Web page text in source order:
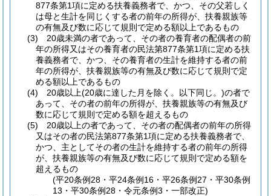
877条第1項に定める扶養義務者で、かつ、その父若しく
は母と生計を同じくする者の前年の所得が、扶養親族等
の有無及び数に応じて規則で定める額以上であるもの
(3)
20歳未満の者であって、その者の養育者の配偶者の前
年の所得又はその養育者の民法第877条第1項に定める扶
養義務者で、かつ、その養育者の生計を維持する者の前
年の所得が、扶養親族等の有無及び数に応じて規則で定
める額以上であるもの
(4)
20歳以上(20歳に達した月を除く。以下同じ。)の者で
あって、その者の前年の所得が、扶養親族等の有無及び
数に応じて規則で定める額を超えるもの
(5)
20歳以上の者であって、その者の配偶者の前年の所得
又はその者の民法第877条第1項に定める扶養義務者で、
かつ、主としてその者の生計を維持する者の前年の所得
が、扶養親族等の有無及び数に応じて規則で定める額を
超えるもの
(平20条例28・平24条例16・平26条例27・平30条例
13・平30条例28・令元条例3・一部改正)